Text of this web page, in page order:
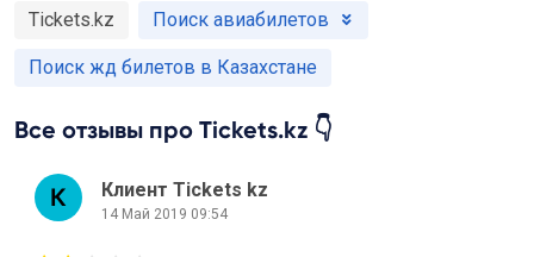
Tickets.kz Поиск авиабилетов
Поиск жд билетов в Казахстане
Все отзывы про Tickets.kz 👇
Клиент Tickets kz
14 Май 2019 09:54